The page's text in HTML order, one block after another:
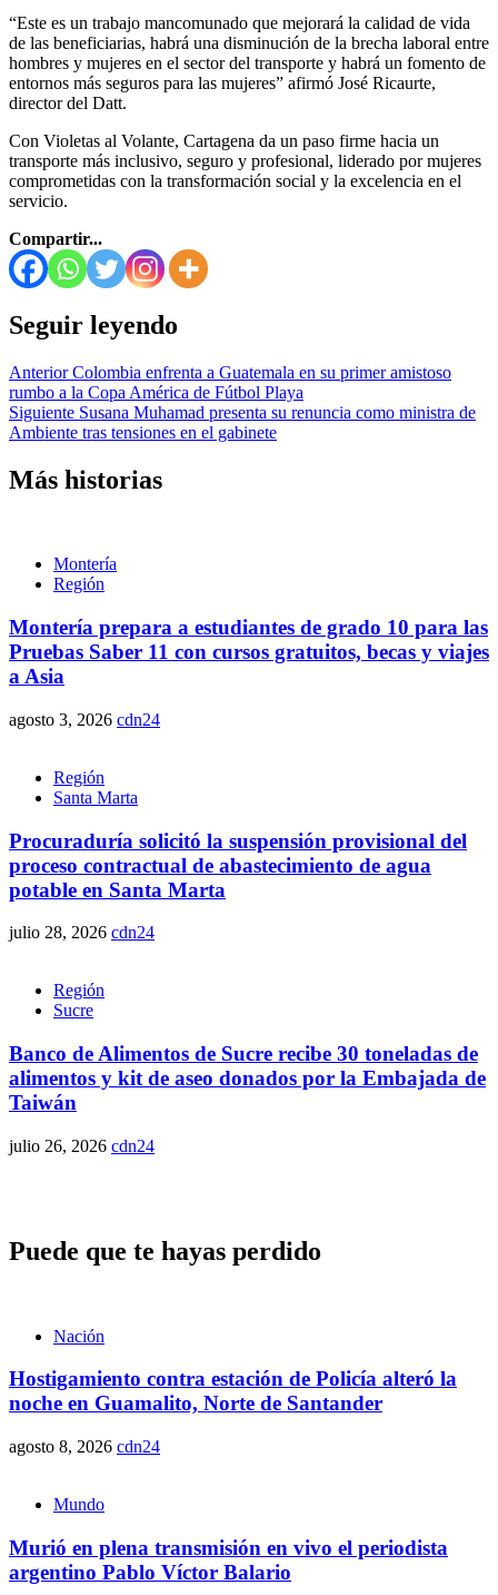
“Este es un trabajo mancomunado que mejorará la calidad de vida
de las beneficiarias, habrá una disminución de la brecha laboral entre
hombres y mujeres en el sector del transporte y habrá un fomento de
entornos más seguros para las mujeres” afirmó José Ricaurte,
director del Datt.
Con Violetas al Volante, Cartagena da un paso firme hacia un
transporte más inclusivo, seguro y profesional, liderado por mujeres
comprometidas con la transformación social y la excelencia en el
servicio.
Compartir...
Seguir leyendo
AnteriorColombia enfrenta a Guatemala en su primer amistoso
rumbo a la Copa América de Fútbol Playa
Siguiente Susana Muhamad presenta su renuncia como ministra de
Ambiente tras tensiones en el gabinete
Más historias
Montería
Región
Montería prepara a estudiantes de grado 10 para las
Pruebas Saber 11 con cursos gratuitos, becas y viajes
a Asia
agosto 3, 2026 cdn24
Región
Santa Marta
Procuraduría solicitó la suspensión provisional del
proceso contractual de abastecimiento de agua
potable en Santa Marta
julio 28, 2026 cdn24
Región
Sucre
Banco de Alimentos de Sucre recibe 30 toneladas de
alimentos y kit de aseo donados por la Embajada de
Taiwán
julio 26, 2026 cdn24
Puede que te hayas perdido
Nación
Hostigamiento contra estación de Policía alteró la
noche en Guamalito, Norte de Santander
agosto 8, 2026 cdn24
Mundo
Murió en plena transmisión en vivo el periodista
argentino Pablo Víctor Balario